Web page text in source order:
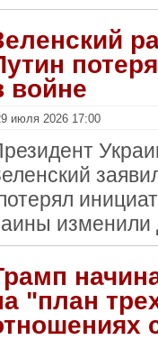
войне
июля 2026 17:00
изменили
"план